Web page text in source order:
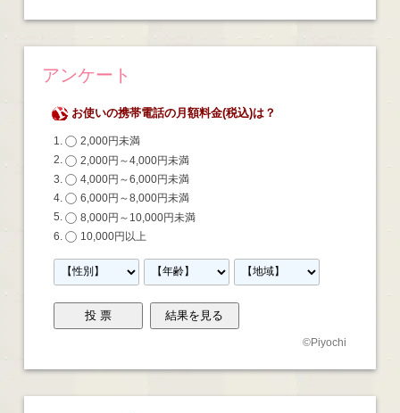
アンケート
お使いの携帯電話の月額料金(税込)は？
2,000円未満
2,000円～4,000円未満
4,000円～6,000円未満
6,000円～8,000円未満
8,000円～10,000円未満
10,000円以上
©Piyochi